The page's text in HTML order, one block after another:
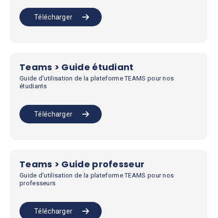
Télécharger
Teams > Guide étudiant
Guide d'utilisation de la plateforme TEAMS pour nos
étudiants
Télécharger
Teams > Guide professeur
Guide d'utilisation de la plateforme TEAMS pour nos
professeurs
Télécharger